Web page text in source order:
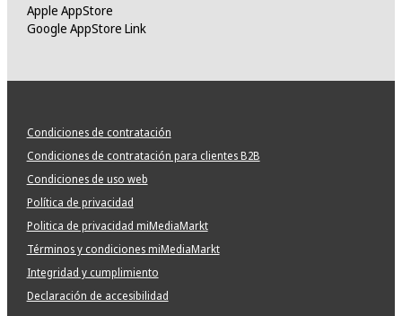
Apple AppStore
Google AppStore Link
Condiciones de contratación
Condiciones de contratación para clientes B2B
Condiciones de uso web
Política de privacidad
Politica de privacidad miMediaMarkt
Términos y condiciones miMediaMarkt
Integridad y cumplimiento
Declaración de accesibilidad